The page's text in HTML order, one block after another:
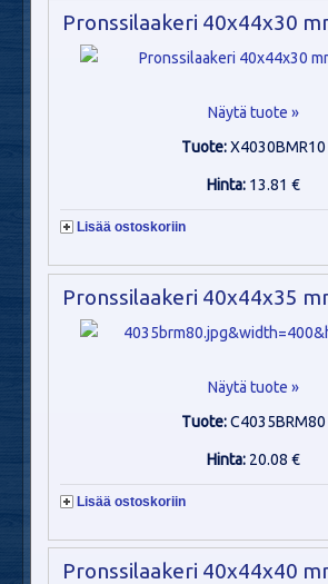
Pronssilaakeri 40x44x30
Näytä tuote »
Tuote:X4030BMR10
Hinta: 13.81 €
Lisää ostoskoriin
Pronssilaakeri 40x44x35
Näytä tuote »
Tuote:C4035BRM80
Hinta: 20.08 €
Lisää ostoskoriin
Pronssilaakeri 40x44x40